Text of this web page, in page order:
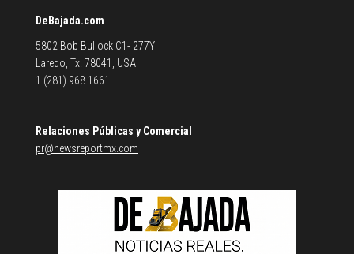
DeBajada.com
5802 Bob Bullock C1- 277Y
Laredo, Tx. 78041, USA
1 (281) 968 1661
Relaciones Públicas y Comercial
pr@newsreportmx.com